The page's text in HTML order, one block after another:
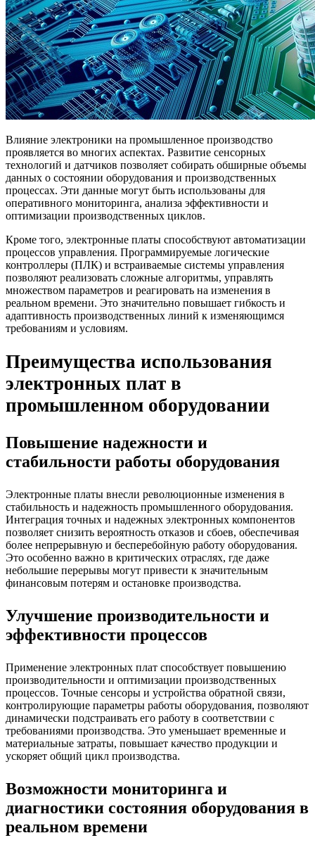
Влияние электроники на промышленное производство
проявляется во многих аспектах. Развитие сенсорных
технологий и датчиков позволяет собирать обширные объемы
данных о состоянии оборудования и производственных
процессах. Эти данные могут быть использованы для
оперативного мониторинга, анализа эффективности и
оптимизации производственных циклов.
Кроме того, электронные платы способствуют автоматизации
процессов управления. Программируемые логические
контроллеры (ПЛК) и встраиваемые системы управления
позволяют реализовать сложные алгоритмы, управлять
множеством параметров и реагировать на изменения в
реальном времени. Это значительно повышает гибкость и
адаптивность производственных линий к изменяющимся
требованиям и условиям.
Преимущества использования
электронных плат в
промышленном оборудовании
Повышение надежности и
стабильности работы оборудования
Электронные платы внесли революционные изменения в
стабильность и надежность промышленного оборудования.
Интеграция точных и надежных электронных компонентов
позволяет снизить вероятность отказов и сбоев, обеспечивая
более непрерывную и бесперебойную работу оборудования.
Это особенно важно в критических отраслях, где даже
небольшие перерывы могут привести к значительным
финансовым потерям и остановке производства.
Улучшение производительности и
эффективности процессов
Применение электронных плат способствует повышению
производительности и оптимизации производственных
процессов. Точные сенсоры и устройства обратной связи,
контролирующие параметры работы оборудования, позволяют
динамически подстраивать его работу в соответствии с
требованиями производства. Это уменьшает временные и
материальные затраты, повышает качество продукции и
ускоряет общий цикл производства.
Возможности мониторинга и
диагностики состояния оборудования в
реальном времени